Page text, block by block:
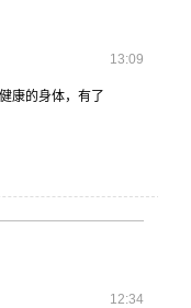
13:09
康的身体， 有了
12:34